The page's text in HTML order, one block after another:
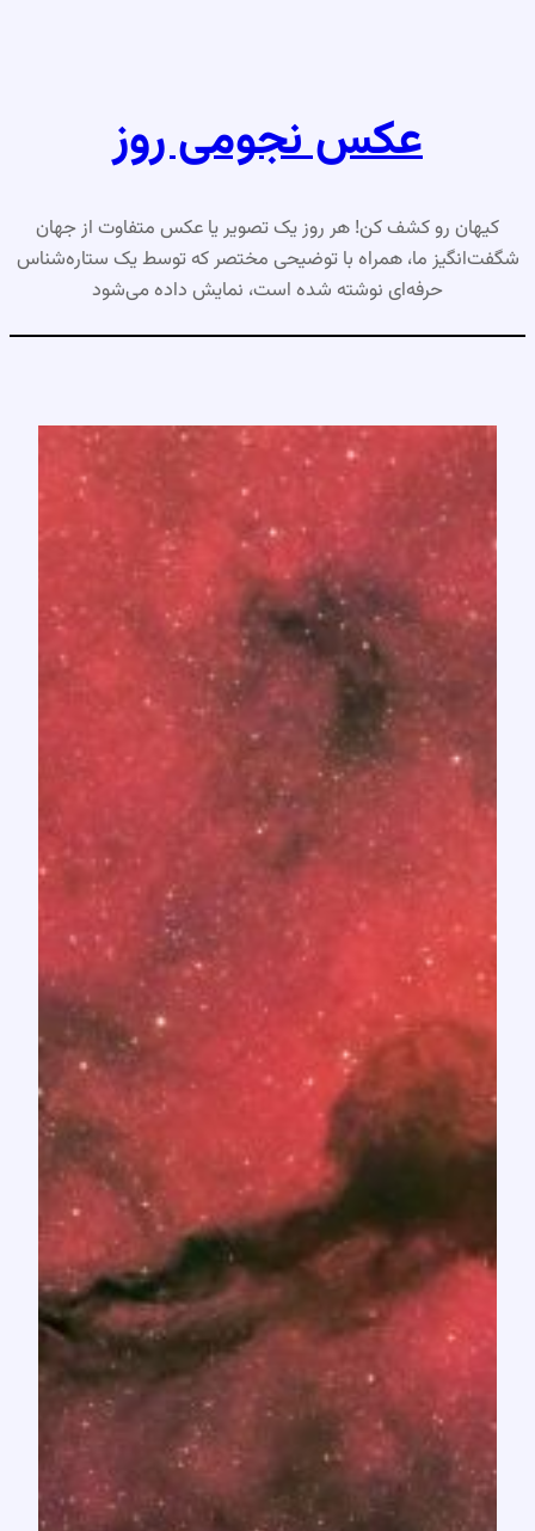
عکس نجومی روز
کیهان رو کشف کن! هر روز یک تصویر یا عکس متفاوت از جهان
شگفت‌انگیز ما، همراه با توضیحی مختصر که توسط یک ستاره‌شناس
حرفه‌ای نوشته شده است، نمایش داده می‌شود